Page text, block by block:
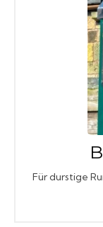
Für durstige